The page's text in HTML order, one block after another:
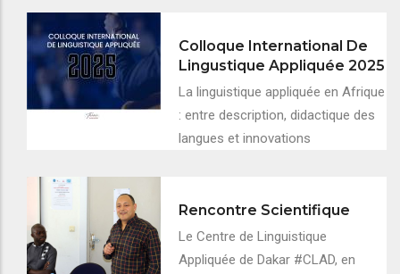
Colloque International De
Lingustique Appliquée 2025
La linguistique appliquée en Afrique
: entre description, didactique des
langues et innovations
Rencontre Scientifique
Le Centre de Linguistique
Appliquée de Dakar #CLAD, en